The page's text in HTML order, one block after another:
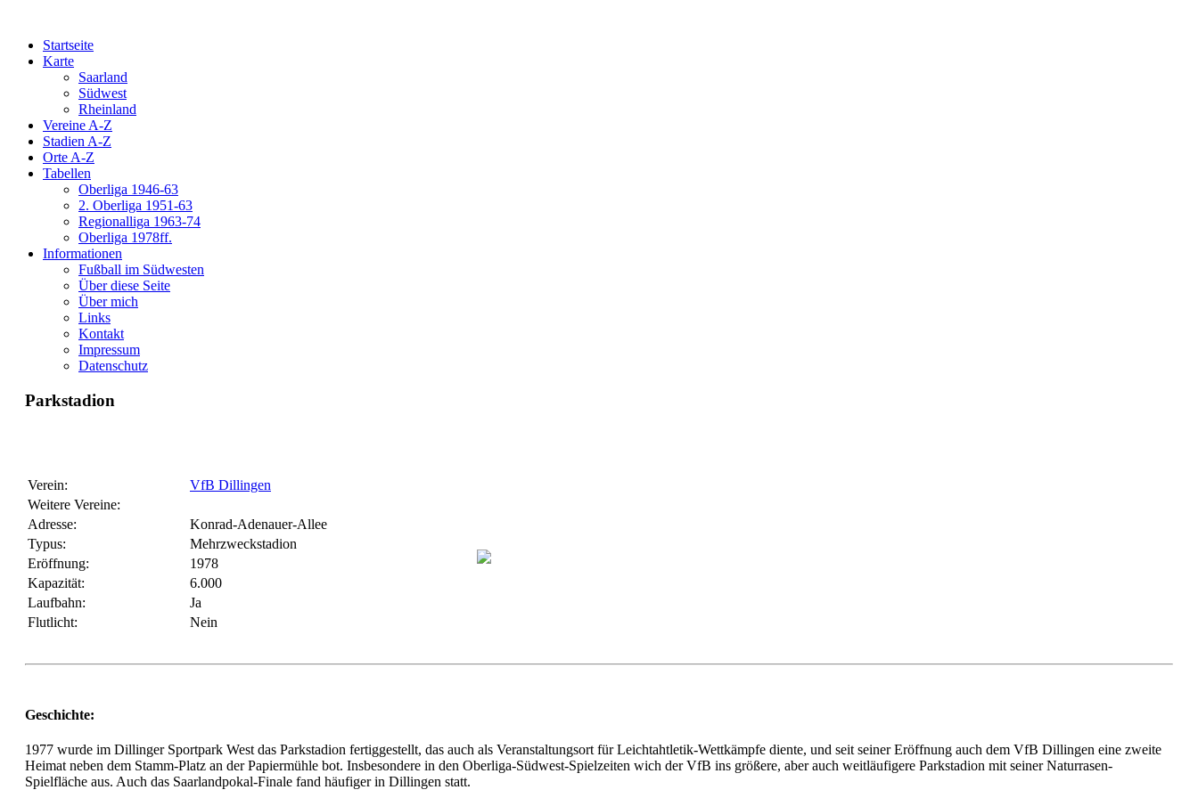
Startseite
Karte
Saarland
Südwest
Rheinland
Vereine A-Z
Stadien A-Z
Orte A-Z
Tabellen
Oberliga 1946-63
2. Oberliga 1951-63
Regionalliga 1963-74
Oberliga 1978ff.
Informationen
Fußball im Südwesten
Über diese Seite
Über mich
Links
Kontakt
Impressum
Datenschutz
Parkstadion
Verein:
VfB Dillingen
Weitere Vereine:
Adresse:
Konrad-Adenauer-Allee
Typus:
Mehrzweckstadion
Eröffnung:
1978
Kapazität:
6.000
Laufbahn:
Ja
Flutlicht:
Nein
Geschichte:
1977 wurde im Dillinger Sportpark West das Parkstadion fertiggestellt, das auch als Veranstaltungsort für Leichtahtletik-Wettkämpfe diente, und seit seiner Eröffnung auch dem VfB Dillingen eine zweite
Heimat neben dem Stamm-Platz an der Papiermühle bot. Insbesondere in den Oberliga-Südwest-Spielzeiten wich der VfB ins größere, aber auch weitläufigere Parkstadion mit seiner Naturrasen-
Spielfläche aus. Auch das Saarlandpokal-Finale fand häufiger in Dillingen statt.